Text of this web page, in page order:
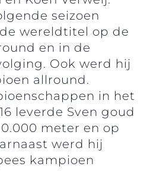
seizoen
wereldtitel op de
en in de
Ook werd hij
allround.
in het
leverde Sven goud
meter en op
werd hij
kampioen